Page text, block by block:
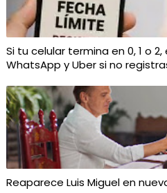
Si tu celular termina en 0, 1 o
WhatsApp y Uber si no
Reaparece Luis Miguel en